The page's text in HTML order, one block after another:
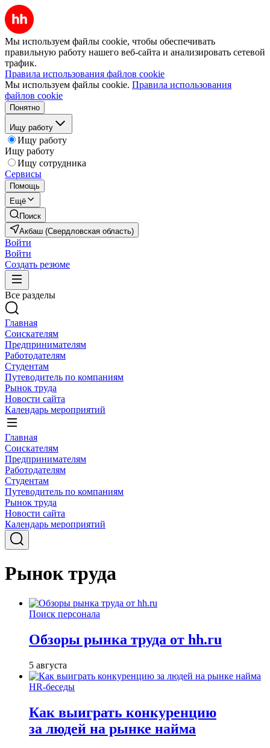
Мы используем файлы cookie, чтобы обеспечивать
правильную работу нашего веб-сайта и анализировать сетевой
трафик.
Правила использования файлов cookie
Мы используем файлы cookie. Правила использования
файлов cookie
Понятно
Ищу работу
Ищу работу
Ищу работу
Ищу сотрудника
Сервисы
Помощь
Ещё
Поиск
Акбаш (Свердловская область)
Войти
Войти
Создать резюме
Все разделы
Главная
Соискателям
Предпринимателям
Работодателям
Студентам
Путеводитель по компаниям
Рынок труда
Новости сайта
Календарь мероприятий
Главная
Соискателям
Предпринимателям
Работодателям
Студентам
Путеводитель по компаниям
Рынок труда
Новости сайта
Календарь мероприятий
Рынок труда
Поиск персонала
Обзоры рынка труда от hh.ru
5 августа
HR-беседы
Как выиграть конкуренцию
за людей на рынке найма